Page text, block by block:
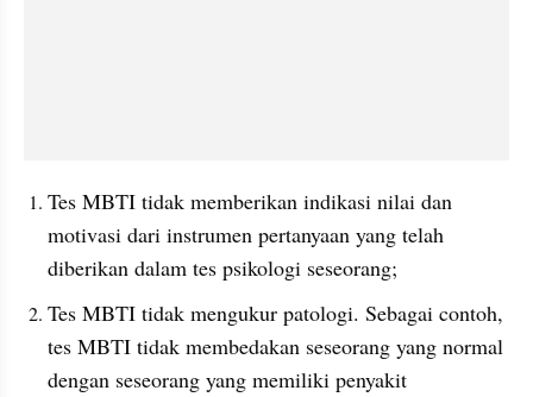
Tes MBTI tidak memberikan indikasi nilai dan
motivasi dari instrumen pertanyaan yang telah
diberikan dalam tes psikologi seseorang;
Tes MBTI tidak mengukur patologi. Sebagai contoh,
tes MBTI tidak membedakan seseorang yang normal
dengan seseorang yang memiliki penyakit